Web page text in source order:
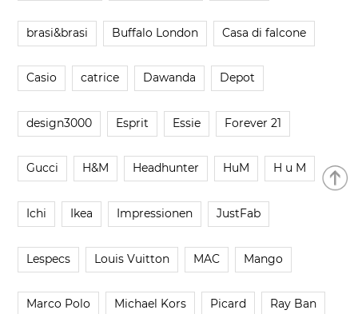
brasi&brasi Buffalo London Casa di falcone
Casio catrice Dawanda Depot
design3000 Esprit Essie Forever 21
Gucci H&M Headhunter HuM H u M
Ichi Ikea Impressionen JustFab
Lespecs Louis Vuitton MAC Mango
Marco Polo Michael Kors Picard Ray Ban